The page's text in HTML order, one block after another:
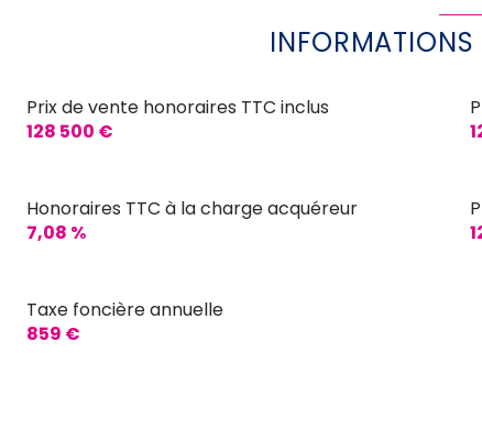
chambre
chambre
chambre
chambre
INFORMATIONS
Prix de vente honoraires TTC inclus
128 500 €
Honoraires TTC à la charge acquéreur
7,08 %
Taxe foncière annuelle
859 €